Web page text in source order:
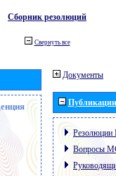
Сборник резолюций
Свернуть все
Документы
Публикации
Вопросы